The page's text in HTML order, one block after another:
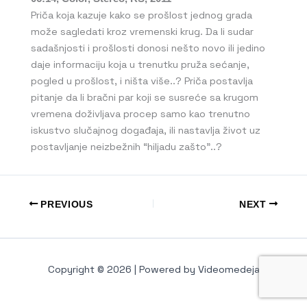
Priča koja kazuje kako se prošlost jednog grada
može sagledati kroz vremenski krug. Da li sudar
sadašnjosti i prošlosti donosi nešto novo ili jedino
daje informaciju koja u trenutku pruža sećanje,
pogled u prošlost, i ništa više..? Priča postavlja
pitanje da li bračni par koji se susreće sa krugom
vremena doživljava procep samo kao trenutno
iskustvo slučajnog događaja, ili nastavlja život uz
postavljanje neizbežnih “hiljadu zašto”..?
PREVIOUS NEXT
Copyright © 2026 | Powered by Videomedeja